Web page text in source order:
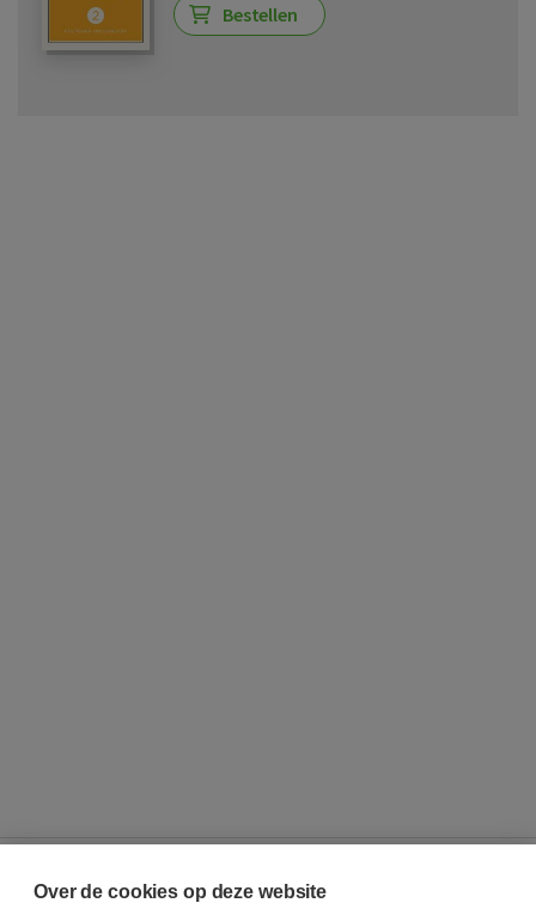
Bestellen
Over de cookies op deze website